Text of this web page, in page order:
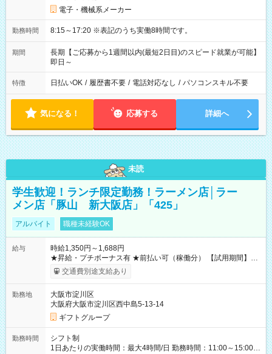
電子・機械系メーカー
勤務時間 8:15～17:20 ※表記のうち実働8時間です。
期間
長期【ご応募から1週間以内(最短2日目)のスピード就業が可能】
即日～
特徴 日払いOK / 履歴書不要 / 電話対応なし / パソコンスキル不要
気になる！ 応募する 詳細へ
未読
学生歓迎！ランチ限定勤務！ラーメン店│ラー
メン店「豚山 新大阪店」「425」
アルバイト 職種未経験OK
給与
時給1,350円～1,688円
★昇給・プチボーナス有 ★前払い可（稼働分） 【試用期間】試
用期間なし
交通費別途支給あり
勤務地
大阪市淀川区
大阪府大阪市淀川区西中島5-13-14
ギフトグループ
勤務時間
シフト制
1日あたりの実働時間：最大4時間/日 勤務時間：11:00～15:00